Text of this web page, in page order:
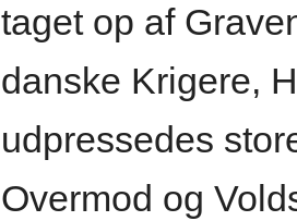
taget op af
danske Krigere,
udpressedes
Overmod og